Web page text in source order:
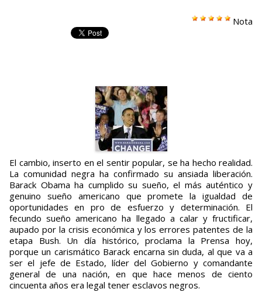
Nota
El cambio, inserto en el sentir popular, se ha hecho realidad.
La comunidad negra ha confirmado su ansiada liberación.
Barack Obama ha cumplido su sueño, el más auténtico y
genuino sueño americano que promete la igualdad de
oportunidades en pro de esfuerzo y determinación. El
fecundo sueño americano ha llegado a calar y fructificar,
aupado por la crisis económica y los errores patentes de la
etapa Bush. Un día histórico, proclama la Prensa hoy,
porque un carismático Barack encarna sin duda, al que va a
ser el jefe de Estado, líder del Gobierno y comandante
general de una nación, en que hace menos de ciento
cincuenta años era legal tener esclavos negros.